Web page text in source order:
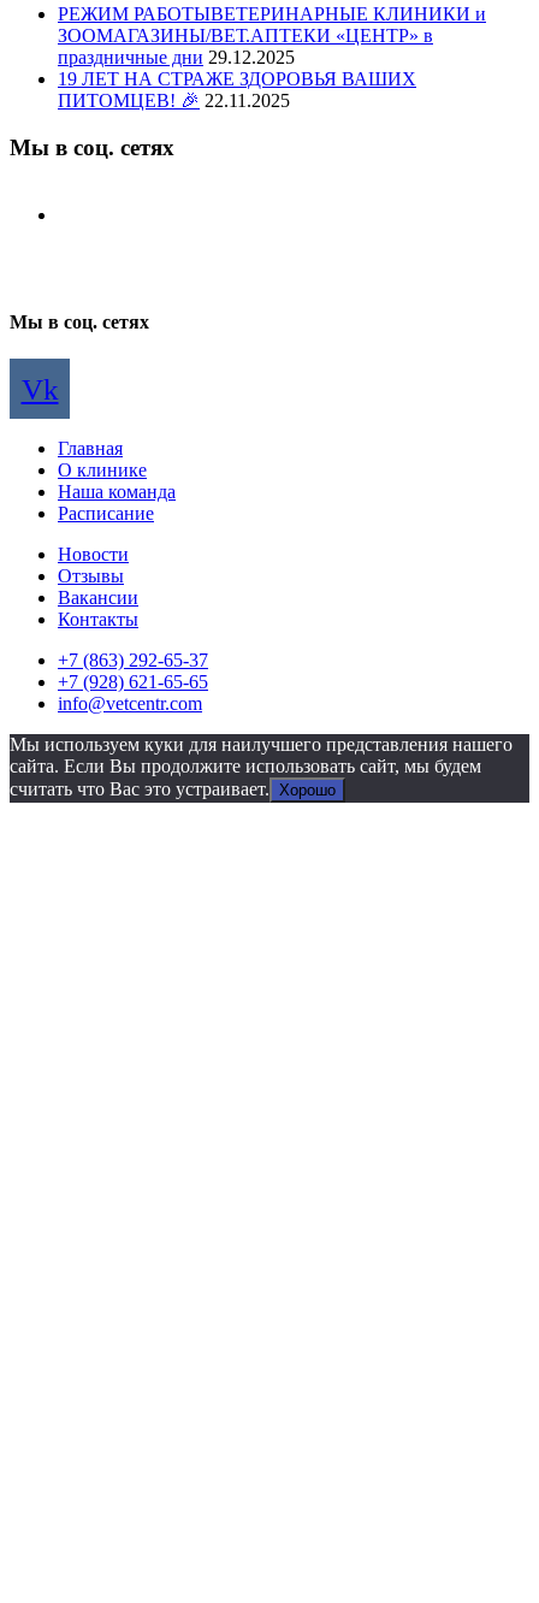
РЕЖИМ РАБОТЫВЕТЕРИНАРНЫЕ КЛИНИКИ и
ЗООМАГАЗИНЫ/ВЕТ.АПТЕКИ «ЦЕНТР» в
праздничные дни 29.12.2025
19 ЛЕТ НА СТРАЖЕ ЗДОРОВЬЯ ВАШИХ
ПИТОМЦЕВ! 🎉 22.11.2025
Мы в соц. сетях
Мы в соц. сетях
Vk
Главная
О клинике
Наша команда
Расписание
Новости
Отзывы
Вакансии
Контакты
+7 (863) 292-65-37
+7 (928) 621-65-65
info@vetcentr.com
Мы используем куки для наилучшего представления нашего
сайта. Если Вы продолжите использовать сайт, мы будем
считать что Вас это устраивает. Хорошо